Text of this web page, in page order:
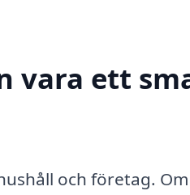
vara ett
och företag.